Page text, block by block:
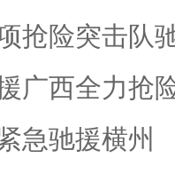
抢险突击队
广西全力抢
急驰援横州